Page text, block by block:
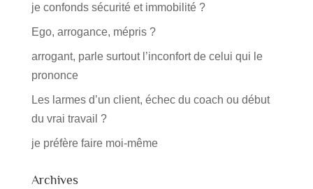
je confonds sécurité et immobilité ?
Ego, arrogance, mépris ?
arrogant, parle surtout l’inconfort de celui qui le
prononce
Les larmes d’un client, échec du coach ou début
du vrai travail ?
je préfère faire moi-même
Archives